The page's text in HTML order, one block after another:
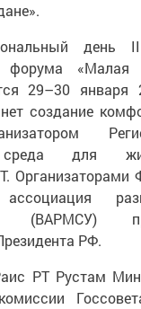
день II
форума
29–30 января
создание
среда для
Организаторами
ассоциация
(ВАРМСУ)
РФ.
РТ Рустам